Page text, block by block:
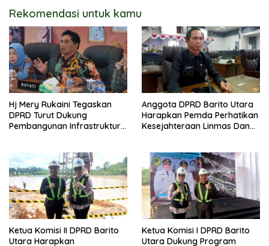
Rekomendasi untuk kamu
Hj Mery Rukaini Tegaskan
DPRD Turut Dukung
Pembangunan Infrastruktur
Anggota DPRD Barito Utara
Harapkan Pemda Perhatikan
Kesejahteraan Linmas Dan
Ketua Komisi II DPRD Barito
Utara Harapkan
Ketua Komisi I DPRD Barito
Utara Dukung Program